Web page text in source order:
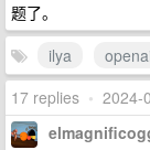
题了。
ilya
17 replies • 2024-